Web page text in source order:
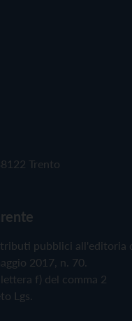
Trento
pubblici all'editoria
2017, n. 70.
f) del comma 2
Lgs.